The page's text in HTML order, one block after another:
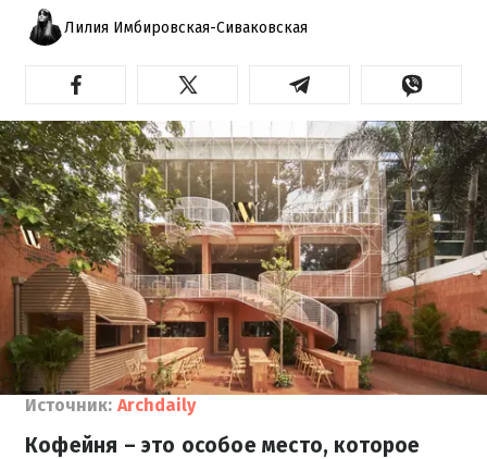
Лилия Имбировская-Сиваковская
Источник: Archdaily
Кофейня – это особое место, которое